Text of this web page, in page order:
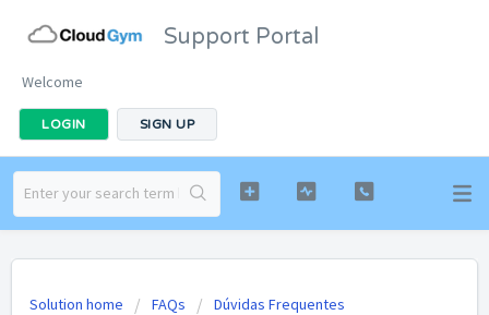
Support Portal
Welcome
LOGIN SIGN UP
Solution home FAQs Dúvidas Frequentes